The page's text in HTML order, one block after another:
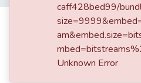
‘laboratorios’
ciencia
caff428bed99/
Unknown Error